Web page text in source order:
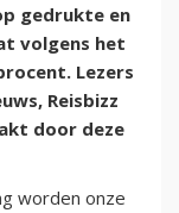
gedrukte en
volgens het
Lezers
Reisbizz
door deze
worden onze